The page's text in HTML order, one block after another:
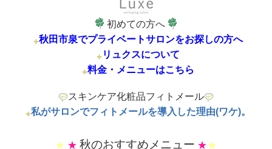
初めての方へ
秋田市泉でプライベートサロンをお探しの方へ
リュクスについて
料金・メニューはこちら
スキンケア化粧品フィトメール
私がサロンでフィトメールを導入した理由(ワケ)。
★ ★ 秋のおすすめメニュー ★★